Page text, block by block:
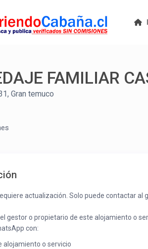
FAMILIAR
Gran temuco
actualización. Solo puede contactar
gestor o propietario de este alojamiento o
con:
alojamiento o servicio